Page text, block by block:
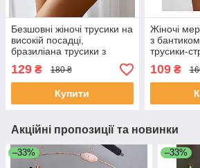
Безшовні жіночі трусики на
високій посадці,
бразиліана трусики з
сіточкою FINETOO
блакитні S
129 ₴ 180 ₴
Купити
Жіночі
з
трусики-
посадці M
109₴
Акційні пропозиції та новинки
–33% –33%